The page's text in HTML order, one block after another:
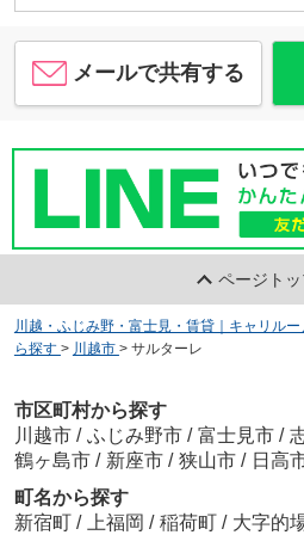
メールで共有する
ページト
川越・ふじみ野・富士見・賃貸｜キャリル
ら探す > 川越市 > サルターレ
市区町村から探す
川越市 / ふじみ野市 / 富士見市 /
鶴ヶ島市 / 新座市 / 狭山市 / 日高
町名から探す
新宿町 / 上福岡 / 稲荷町 / 大字的